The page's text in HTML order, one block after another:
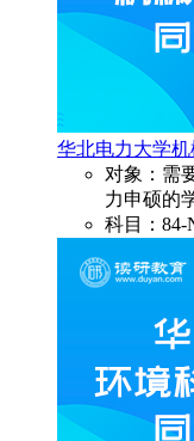
华北电力大学
对象：需
力申硕的
科目：84-